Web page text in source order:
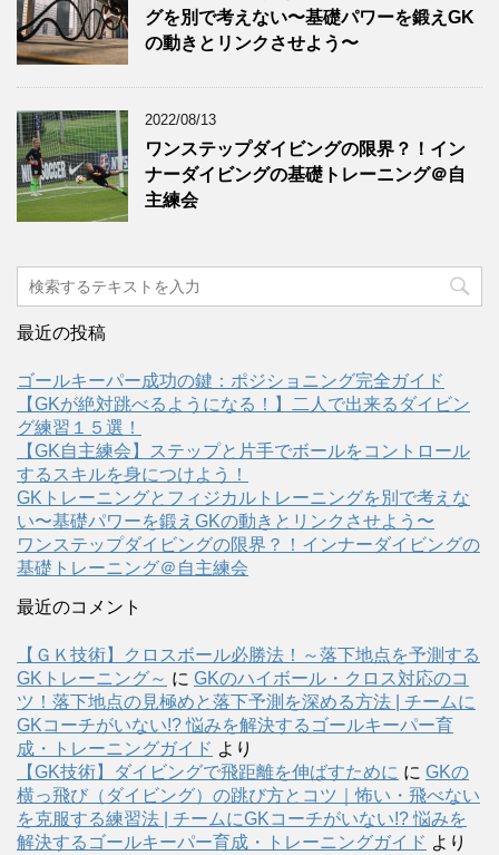
グを別で考えない〜基礎パワーを鍛えGK
の動きとリンクさせよう〜
2022/08/13
ワンステップダイビングの限界？！イン
ナーダイビングの基礎トレーニング＠自
主練会
最近の投稿
ゴールキーパー成功の鍵：ポジショニング完全ガイド
【GKが絶対跳べるようになる！】二人で出来るダイビン
グ練習１５選！
【GK自主練会】ステップと片手でボールをコントロール
するスキルを身につけよう！
GKトレーニングとフィジカルトレーニングを別で考えな
い〜基礎パワーを鍛えGKの動きとリンクさせよう〜
ワンステップダイビングの限界？！インナーダイビングの
基礎トレーニング＠自主練会
最近のコメント
【ＧＫ技術】クロスボール必勝法！～落下地点を予測する
GKトレーニング～ に GKのハイボール・クロス対応のコ
ツ！落下地点の見極めと落下予測を深める方法 | チームに
GKコーチがいない!? 悩みを解決するゴールキーパー育
成・トレーニングガイド より
【GK技術】ダイビングで飛距離を伸ばすために に GKの
横っ飛び（ダイビング）の跳び方とコツ｜怖い・飛べない
を克服する練習法 | チームにGKコーチがいない!? 悩みを
解決するゴールキーパー育成・トレーニングガイド より